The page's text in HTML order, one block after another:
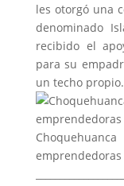
les otorgó una
denominado
recibido el
para su
un techo propio.